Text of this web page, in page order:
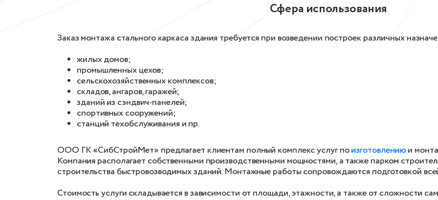
Сфера использования
Заказ монтажа стального каркаса здания требуется при возведении построек различных
жилых домов;
промышленных цехов;
сельскохозяйственных комплексов;
складов, ангаров, гаражей;
зданий из сэндвич-панелей;
спортивных сооружений;
станций техобслуживания и пр.
ООО ГК «СибСтройМет» предлагает клиентам полный комплекс услуг поизготовлениюи
Компания располагает собственными производственными мощностями, а также парком
строительства быстровозводимых зданий. Монтажные работы сопровождаются подготовкой
Стоимость услуги складывается в зависимости от площади, этажности, а также от сложности